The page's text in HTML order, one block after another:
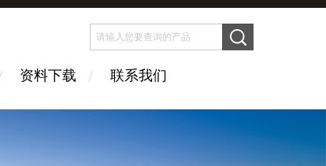
资料下载 联系我们